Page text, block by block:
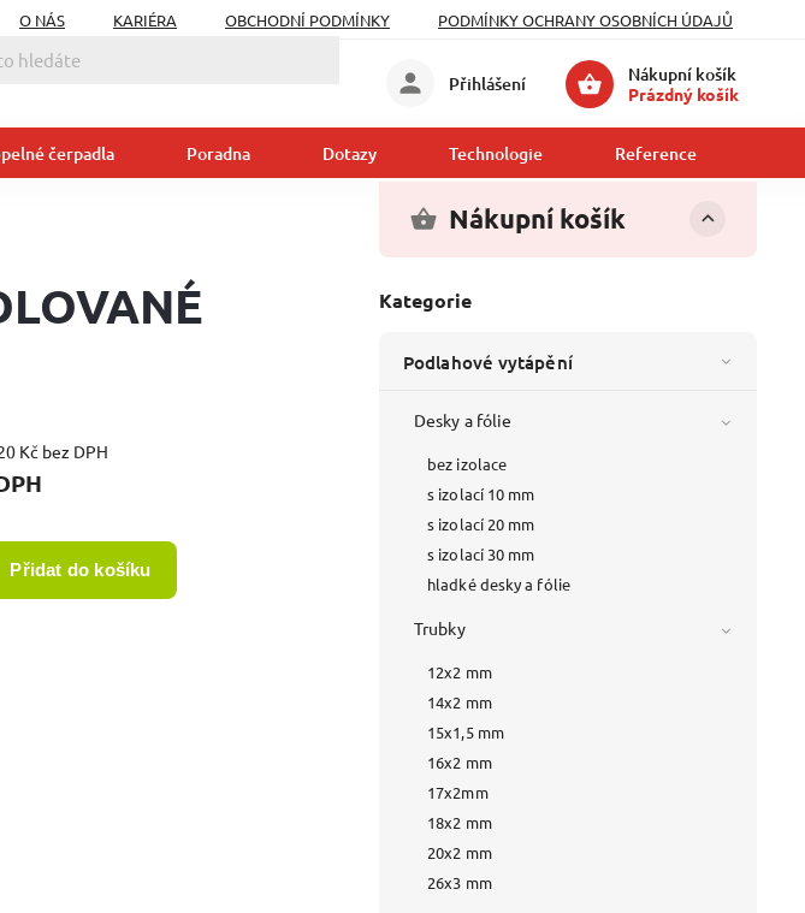
O NÁS KARIÉRA OBCHODNÍ PODMÍNKY PODMÍNKY OCHRANY OSOBNÍCH ÚDAJŮ
Nákupní košík
Prázdný košík
Přihlášení
čerpadla Poradna Dotazy Technologie Reference
Nákupní košík
Kategorie
Podlahové vytápění
Desky a fólie
bez izolace
s izolací 10 mm
s izolací 20 mm
s izolací 30 mm
hladké desky a fólie
Trubky
12x2 mm
14x2 mm
15x1,5 mm
16x2 mm
17x2mm
18x2 mm
20x2 mm
26x3 mm
Kč bez DPH
Přidat do košíku